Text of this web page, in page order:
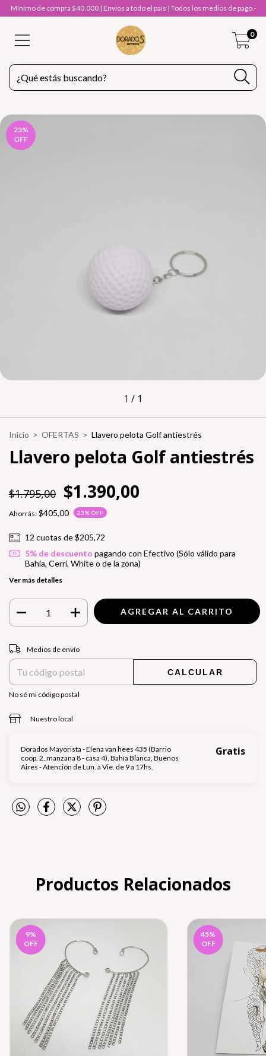
Mínimo de compra $40.000 | Envíos a todo el país | Todos los medios de pago.-
0
23%
OFF
1 / 1
Inicio > OFERTAS > Llavero pelota Golf antiestrés
Llavero pelota Golf antiestrés
$1.795,00 $1.390,00
Ahorrás: $405,00 23% OFF
12 cuotas de$205,72
5% de descuento pagando con Efectivo (Sólo válido para
Bahia, Cerri, White o de la zona)
Ver más detalles
Entregas para el CP:
Medios de envío
CALCULAR
No sé mi código postal
Nuestro local
Dorados Mayorista - Elena van hees 435 (Barrio
coop. 2, manzana 8 - casa 4), Bahía Blanca, Buenos
Aires - Atención de Lun. a Vie. de 9 a 17hs.
Gratis
Productos Relacionados
9%
OFF
45%
OFF